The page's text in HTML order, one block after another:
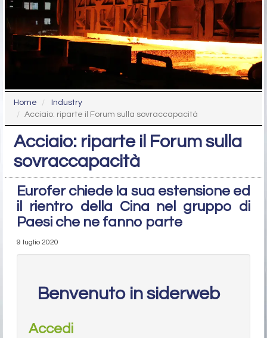
Home
Industry
Acciaio: riparte il Forum sulla sovraccapacità
Acciaio: riparte il Forum sulla
sovraccapacità
Eurofer chiede la sua estensione ed
il rientro della Cina nel gruppo di
Paesi che ne fanno parte
9 luglio 2020
Benvenuto in siderweb
Accedi